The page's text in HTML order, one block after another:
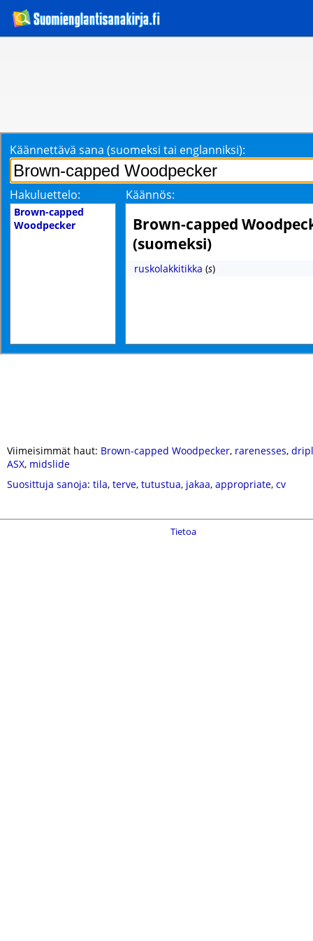
Käännettävä sana (suomeksi tai englanniksi):
Hakuluettelo: Käännös:
Brown-capped
Woodpecker
Brown-capped
(suomeksi)
ruskolakkitikka (s)
Viimeisimmät haut: Brown-capped Woodpecker, rarenesses,
ASX, midslide
Suosittuja sanoja: tila, terve, tutustua, jakaa, appropriate, cv
Tietoa